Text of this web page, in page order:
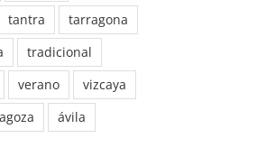
tantra
tarragona
tradicional
verano
vizcaya
ávila